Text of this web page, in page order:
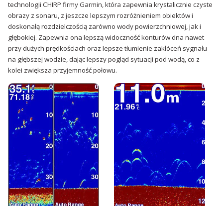
technologii CHIRP firmy Garmin, która zapewnia krystalicznie czyste
obrazy z sonaru, z jeszcze lepszym rozróżnieniem obiektów i
doskonałą rozdzielczością zarówno wody powierzchniowej, jak i
głębokiej. Zapewnia ona lepszą widoczność konturów dna nawet
przy dużych prędkościach oraz lepsze tłumienie zakłóceń sygnału
na głębszej wodzie, dając lepszy pogląd sytuacji pod wodą, co z
kolei zwiększa przyjemność połowu.